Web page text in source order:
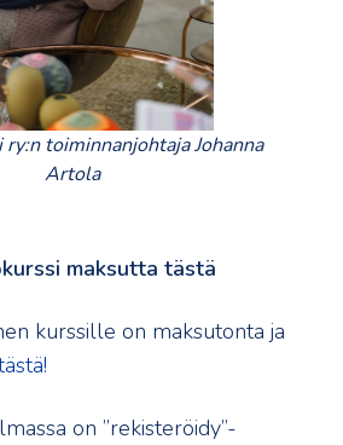
ry:n toiminnanjohtaja Johanna
Artola
maksutta tästä
kurssille on maksutonta ja
on ”rekisteröidy”-